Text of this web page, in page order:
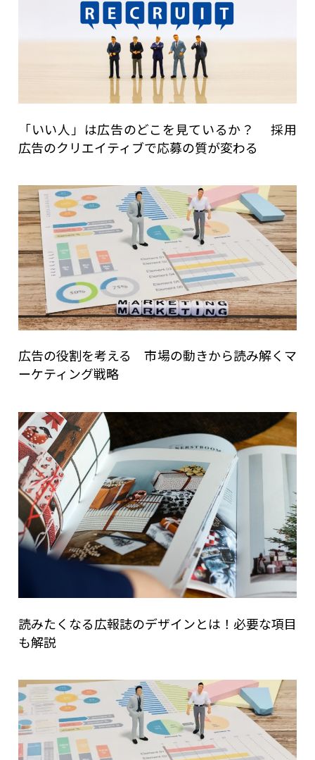
「いい人」は広告のどこを見ているか？ 採用
広告のクリエイティブで応募の質が変わる
広告の役割を考える 市場の動きから読み解くマ
ーケティング戦略
読みたくなる広報誌のデザインとは！必要な項目
も解説